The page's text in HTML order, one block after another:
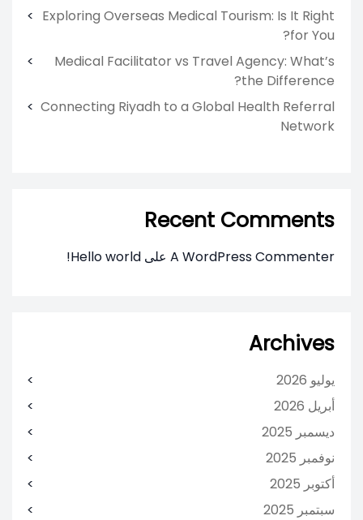
Exploring Overseas Medical Tourism: Is It Right
for You?
Medical Facilitator vs Travel Agency: What’s
the Difference?
Connecting Riyadh to a Global Health Referral
Network
Recent Comments
A WordPress Commenter على Hello world!
Archives
يوليو 2026
أبريل 2026
ديسمبر 2025
نوفمبر 2025
أكتوبر 2025
سبتمبر 2025